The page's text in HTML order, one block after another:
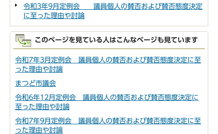
令和3年9月定例会 議員個人の賛否および賛否態度決定
に至った理由や討論
このページを見ている人はこんなページも見ています
令和7年3月定例会 議員個人の賛否および賛否態度決定に至
った理由や討論
まつど市議会
令和6年12月定例会 議員個人の賛否および賛否態度決定に
至った理由や討論
令和7年9月定例会 議員個人の賛否および賛否態度決定に至
った理由や討論